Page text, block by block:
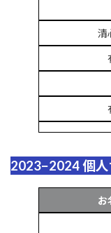
清
2023−2024 個
お